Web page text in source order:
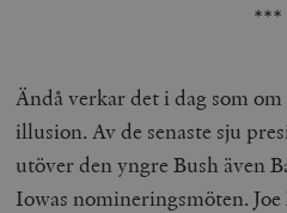
***
Ändå verkar det i dag som
illusion. Av de senaste sju
utöver den yngre Bush även
Iowas nomineringsmöten.